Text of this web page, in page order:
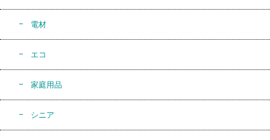
電材
エコ
家庭用品
シニア